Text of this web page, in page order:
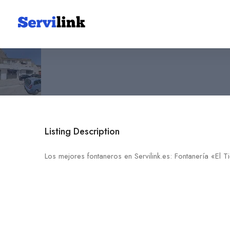
Fontanería «El Tiora»
Listing Description
Los mejores fontaneros en Servilink.es: Fontanería «El